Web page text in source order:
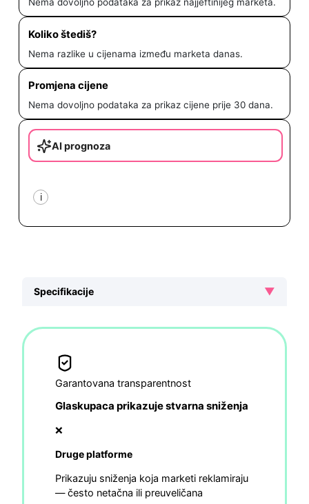
Nema dovoljno podataka za prikaz najjeftinijeg marketa.
Koliko štediš?
Nema razlike u cijenama između marketa danas.
Promjena cijene
Nema dovoljno podataka za prikaz cijene prije 30 dana.
AI prognoza
i
Specifikacije ▼
Garantovana transparentnost
Glaskupaca prikazuje stvarna sniženja
❌
Druge platforme
Prikazuju sniženja koja marketi reklamiraju
— često netačna ili preuveličana